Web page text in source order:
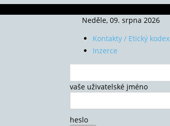
Neděle, 09. srpna 2026
Kontakty / Etický kodex
Inzerce
vaše uživatelské jméno
heslo